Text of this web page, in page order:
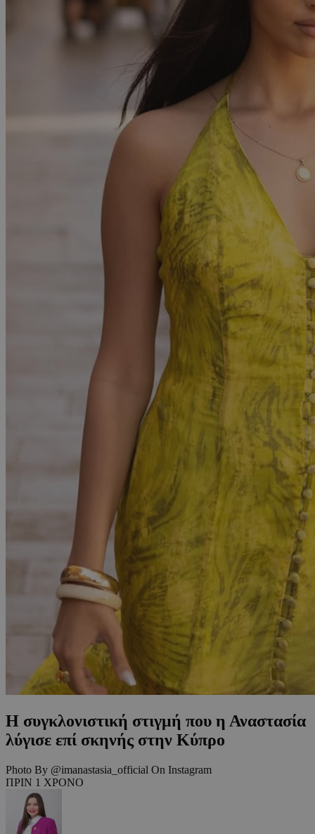
Η συγκλονιστική στιγμή που η Αναστασία
λύγισε επί σκηνής στην Κύπρο
Photo By @imanastasia_official On Instagram
ΠΡΙΝ 1 ΧΡΟΝΟ